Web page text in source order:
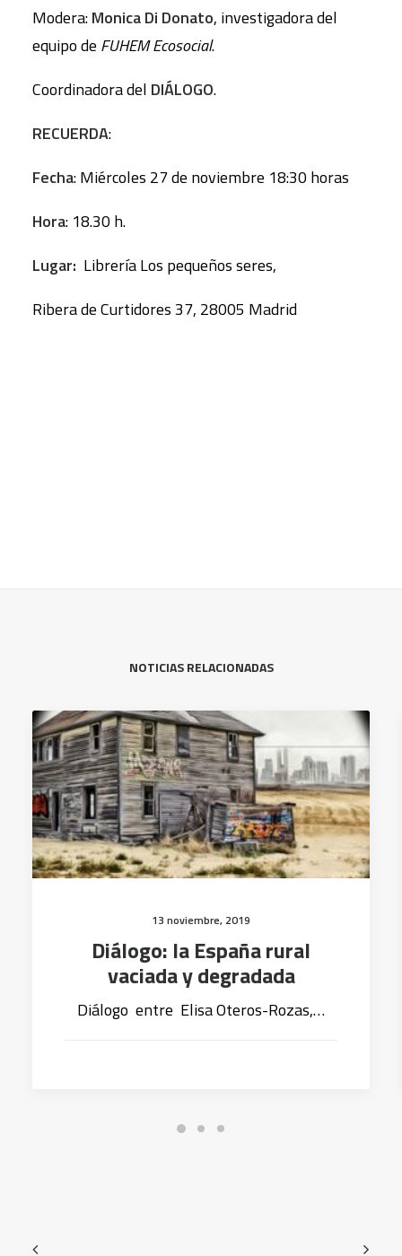
Modera:Monica Di Donato, investigadora del
equipo de FUHEM Ecosocial.
Coordinadora del DIÁLOGO.
RECUERDA:
Fecha: Miércoles 27 de noviembre 18:30 horas
Hora: 18.30 h.
Lugar: Librería Los pequeños seres,
Ribera de Curtidores 37, 28005 Madrid
NOTICIAS RELACIONADAS
13 noviembre, 2019
Diálogo: la España rural
vaciada y degradada
Diálogo entre Elisa Oteros-Rozas,…